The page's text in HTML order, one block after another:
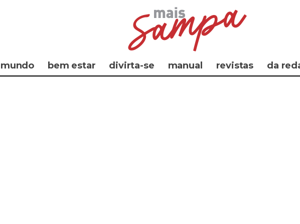
mundo bem estar divirta-se manual revistas da